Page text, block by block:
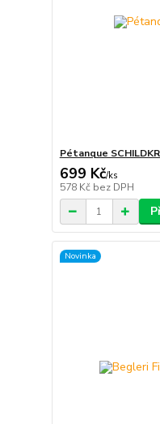
Pétanque
699 Kč/ks
578 Kč bez DPH
Novinka